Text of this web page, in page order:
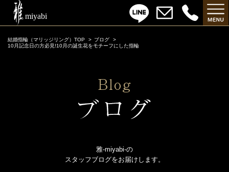
結婚指輪（マリッジリング）TOP
ブログ
10月記念日の方必見!10月の誕生花をモチーフにした指輪
雅-miyabi-の
スタッフブログをお届けします。